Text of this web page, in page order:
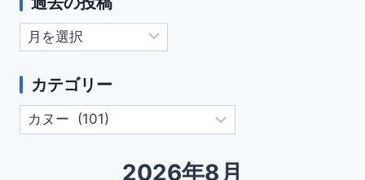
過
去
の
投
稿
カテゴリー
カ
テ
2026年8月